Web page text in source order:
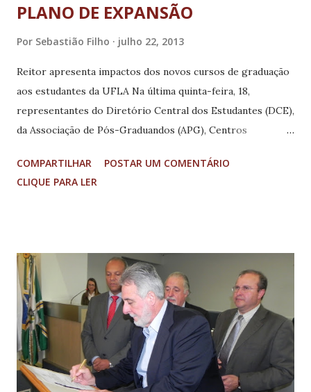
PLANO DE EXPANSÃO
Por Sebastião Filho julho 22, 2013
Reitor apresenta impactos dos novos cursos de graduação
aos estudantes da UFLA Na última quinta-feira, 18,
representantes do Diretório Central dos Estudantes (DCE),
da Associação de Pós-Graduandos (APG), Centros
estudos e empresas juniores participaram de reunião com
o reitor da Universidade Federal de Lavras (UFLA),
instalação de cinco novos cursos de graduação: Medicina,
Engenharia Civil, Engenharia Mecânica, Engenharia Química
e Engenharia de Materiais. Scolforo ressaltou que a
inserção em novas áreas fortalecerá a instituição como
todo, sem descaracterizá-la em áreas em que já é
referência. Para 2013 e 2014, estão previstos investimentos
na UFLA na ordem de 100 milhões de reais, incluindo
COMPARTILHAR
POSTAR UM COMENTÁRIO
CLIQUE PARA LER